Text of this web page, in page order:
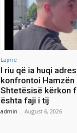
Lajme
I riu që ia huqi
konfrontoi Hamzën
Shtetësisë kërkon
ështa faji i tij
admin - August 6, 2026